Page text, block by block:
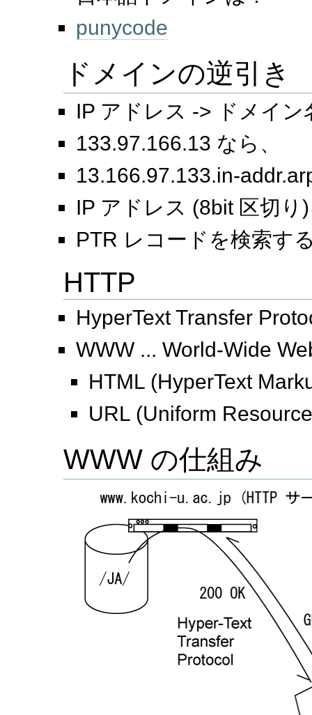
punycode
ドメインの逆引き
IP アドレス -> ドメイン
133.97.166.13 なら、
13.166.97.133.in-
IP アドレス (8bit 区切
PTR レコードを検索す
HTTP
HyperText Transfer
WWW ... World-Wide
HTML (HyperText
URL (Uniform
WWW の仕組み